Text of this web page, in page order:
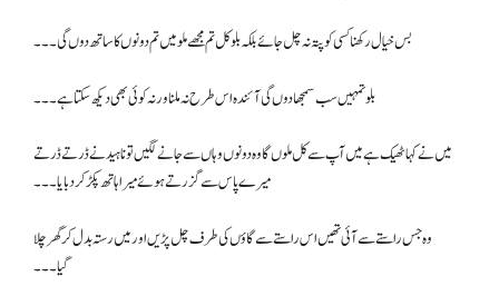
بس خیال رکھنا کسی کو پتہ نہ چل جائے بلکہ بلو کل تم مجھے ملو میں تم دونوں کا ساتھ دوں گی۔۔۔
بلو تمہیں سب سمجھا دوں گی آئندہ اس طرح نہ ملنا ورنہ کوئی بھی دیکھ سکتا ہے۔۔۔
میں نے کہا ٹھیک ہے میں آپ سے کل ملوں گا وہ دونوں وہاں سے جانے لگیں تو ناہید نے ڈرتے ڈرتے
میرے پاس سے گزرتے ہوئے میرا ہاتھ پکڑ کر دبایا۔۔۔
وہ جس راستے سے آئی تھیں اس راستے سے گاؤں کی طرف چل پڑیں اور میں رستہ بدل کر گھر چلا
گیا۔۔۔